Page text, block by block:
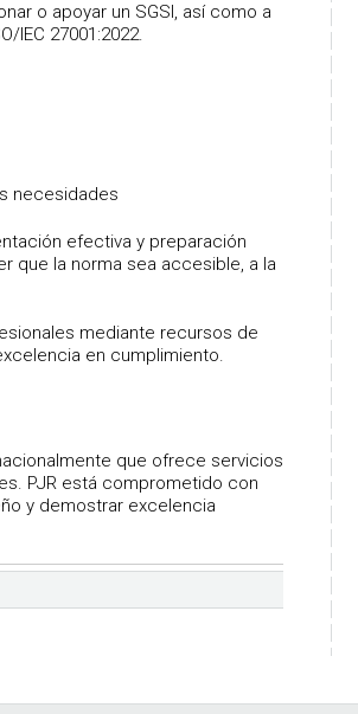
o apoyar un SGSI, así como a
IEC 27001:2022.
necesidades
efectiva y preparación
que la norma sea accesible, a la
mediante recursos de
en cumplimiento.
que ofrece servicios
PJR está comprometido con
y demostrar excelencia